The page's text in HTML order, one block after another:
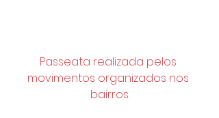
Passeata realizada pelos
movimentos organizados nos
bairros.